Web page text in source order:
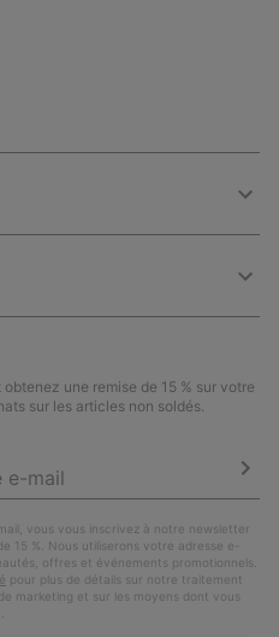
une remise de 15 % sur votre
sur les articles non soldés.
vous vous inscrivez à notre newsletter
15 %. Nous utiliserons votre adresse e-
offres et événements promotionnels.
pour plus de détails sur notre traitement
marketing et sur les moyens dont vous